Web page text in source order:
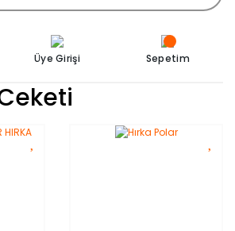
Üye Girişi Sepetim